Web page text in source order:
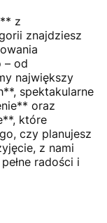
z
znajdziesz
– od
największy
spektakularne
oraz
które
czy planujesz
z nami
radości i